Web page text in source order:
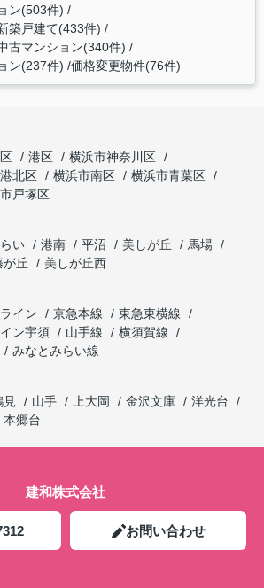
ン(503件)
築戸建て(433件)
古マンション(340件)
ン(237件) 価格変更物件(76件)
港区
横浜市神奈川区
北区 横浜市南区
横浜市青葉区
戸塚区
い 港南 平沼 美しが丘
馬場
が丘
美しが丘西
イン 京急本線
東急東横線
ン宇須 山手線
横須賀線
みなとみらい線
見 山手 上大岡 金沢文庫
洋光台
本郷台
建和株式会社
お問い合わせ